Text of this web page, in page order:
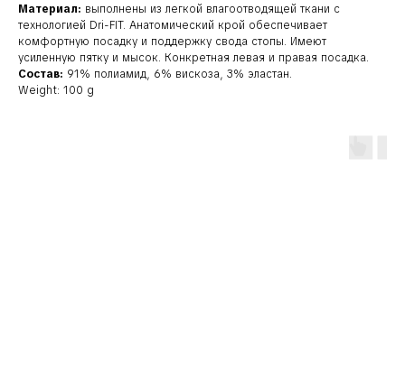
Материал: выполнены из легкой влагоотводящей ткани с
технологией Dri-FIT. Анатомический крой обеспечивает
комфортную посадку и поддержку свода стопы. Имеют
усиленную пятку и мысок. Конкретная левая и правая посадка.
Состав: 91% полиамид, 6% вискоза, 3% эластан.
Weight: 100 g